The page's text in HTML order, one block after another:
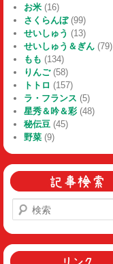
お米 (16)
さくらんぼ(99)
せいしゅう (13)
せいしゅう＆ぎん (79)
もも (134)
りんご(58)
トトロ (157)
ラ・フランス (5)
星秀＆吟＆彩 (48)
秘伝豆 (45)
野菜 (9)
検
索